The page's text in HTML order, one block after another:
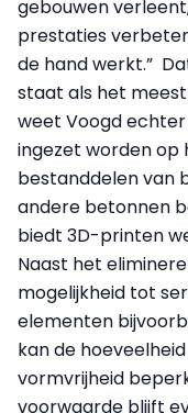
gebouwen
prestaties
de hand werkt.”
staat als het
weet Voogd
ingezet worden op
bestanddelen van
andere betonnen
biedt 3D-printen
Naast het
mogelijkheid tot
elementen
kan de
vormvrijheid
voorwaarde blijft